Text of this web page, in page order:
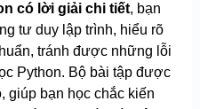
có lời giải chi tiết, bạn
tư duy lập trình, hiểu rõ
tránh được những lỗi
Python. Bộ bài tập được
giúp bạn học chắc kiến